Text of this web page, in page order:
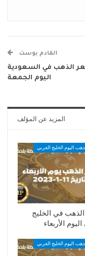
القادم بوست
الذهب في السعودية
اليوم الجمعة
المزيد عن المؤلف
اليوم الخليج العربي
في الخليج
الأربعاء
اليوم الخليج العربي